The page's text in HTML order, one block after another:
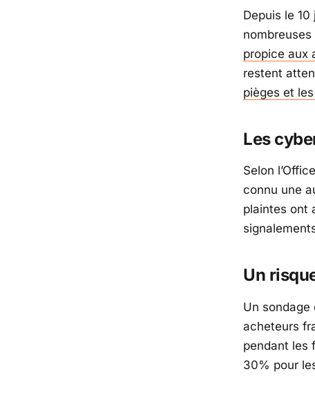
Depuis le
propice aux
restent
pièges et
Les
Selon
connu une
plaintes ont
Un
Un sondage
acheteurs
pendant les
30% pour